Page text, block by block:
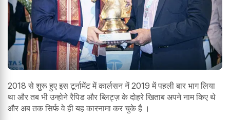
2018 से शुरू हुए इस टूर्नामेंट में कार्लसन नें 2019 में पहली बार भाग लिया
था और तब भी उन्होने रैपिड और ब्लिट्ज़ के दोहरे खिताब अपने नाम किए थे
और अब तक सिर्फ वे ही यह कारनामा कर चुके है ।